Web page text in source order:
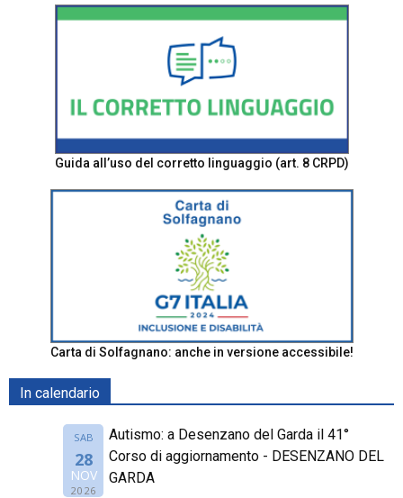
Guida all’uso del corretto linguaggio (art. 8 CRPD)
Carta di Solfagnano: anche in versione accessibile!
In calendario
SAB
28
NOV
2026
Autismo: a Desenzano del Garda il 41°
Corso di aggiornamento - DESENZANO DEL
GARDA